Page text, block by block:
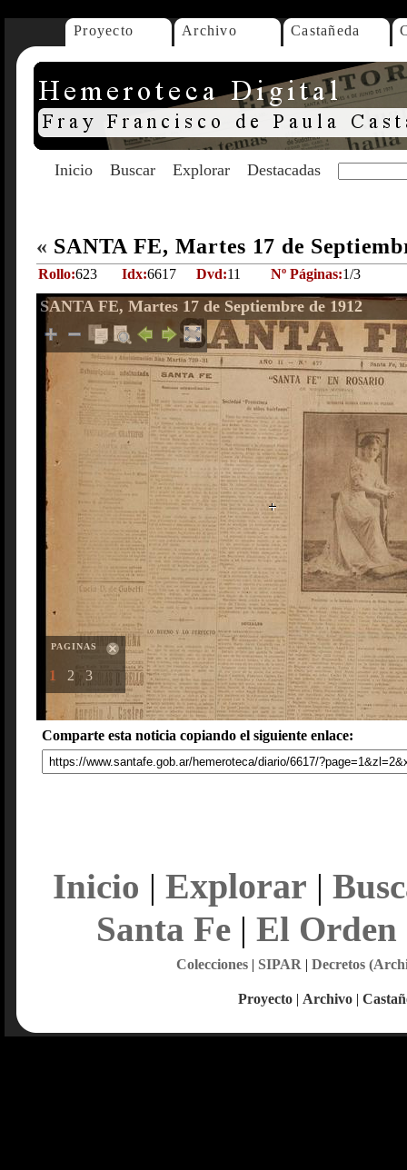
Proyecto Archivo Castañeda
Inicio Buscar Explorar Destacadas
« SANTA FE, Martes 17 de
Rollo:623 Idx:6617 Dvd:11 Nº Páginas:1/3
SANTA FE, Martes 17 de Septiembre de 1912
PAGINAS
1 2 3
Comparte esta noticia copiando el siguiente enlace:
Inicio | Explorar |
Santa Fe| El Orden
Colecciones| SIPAR | Decretos
Proyecto | Archivo |